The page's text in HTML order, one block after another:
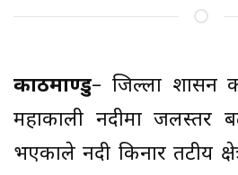
काठमाण्डु– जिल्ला प्रशासन
महाकाली नदीमा जलस्तर
भएकाले नदी किनार तटीय